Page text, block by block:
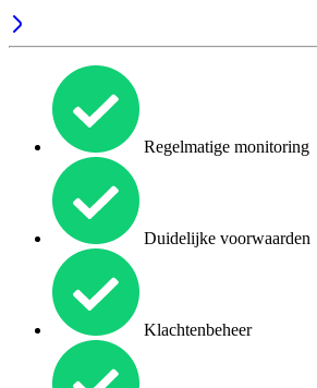
Regelmatige monitoring
Duidelijke voorwaarden
Klachtenbeheer